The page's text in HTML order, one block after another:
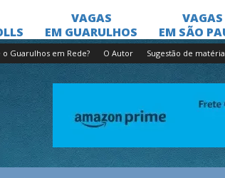
o Guarulhos em Rede? O Autor Sugestão de matéria